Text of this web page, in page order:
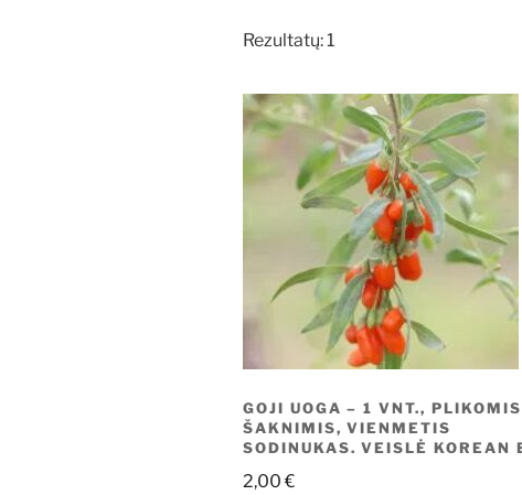
Rezultatų: 1
GOJI UOGA – 1 VNT., PLIKOMIS
ŠAKNIMIS, VIENMETIS
SODINUKAS. VEISLĖ KOREAN
2,00€